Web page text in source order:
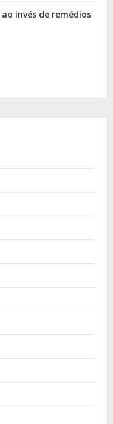
invés de remédios